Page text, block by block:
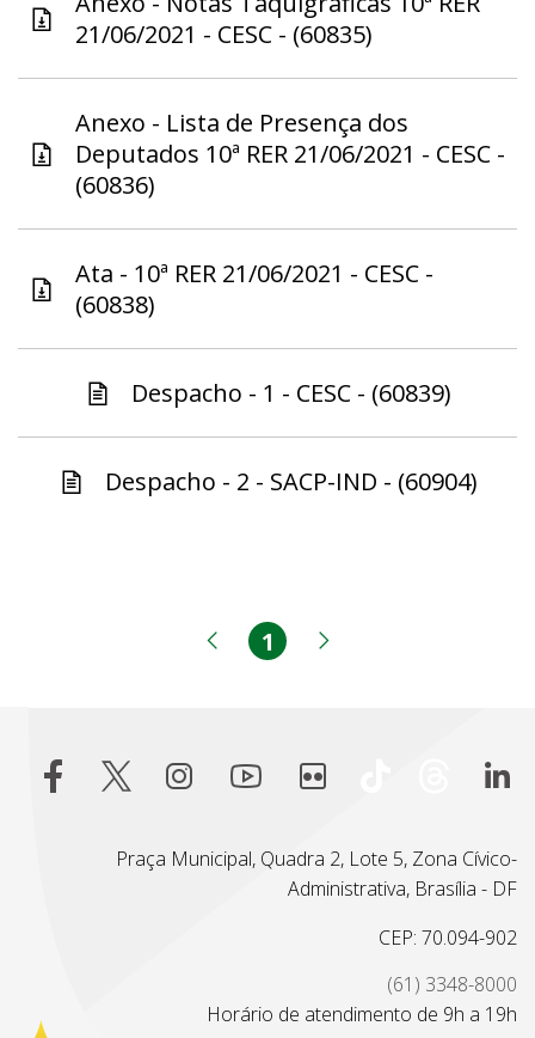
21/06/2021 - CESC - (60835)
Anexo - Lista de Presença dos
Deputados 10ª RER 21/06/2021 - CESC -
(60836)
Ata - 10ª RER 21/06/2021 - CESC -
(60838)
Despacho - 1 - CESC - (60839)
Despacho - 2 - SACP-IND - (60904)
Página anterior
Página
1
Praça Municipal, Quadra 2, Lote 5, Zona Cívico-
Administrativa, Brasília - DF
CEP: 70.094-902
(61) 3348-8000
Horário de atendimento de 9h a 19h